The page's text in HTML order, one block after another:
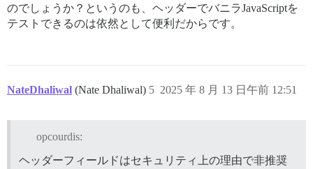
のでしょうか？というのも、ヘッダーでバニラJavaScriptを
テストできるのは依然として便利だからです。
NateDhaliwal (Nate Dhaliwal) 2025 年 8 月 13 日午前 12:51
5
opcourdis:
ヘッダーフィールドはセキュリティ上の理由で非推奨